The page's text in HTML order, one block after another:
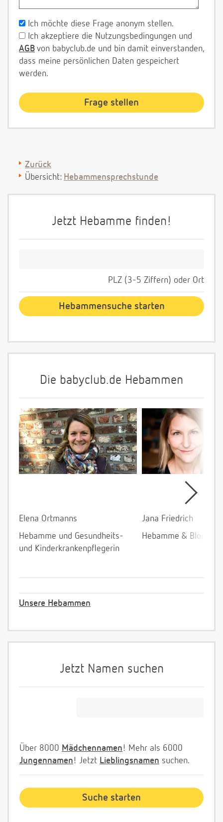
Ich möchte diese Frage anonym stellen.
Ich akzeptiere die Nutzungsbedingungen und
AGB von babyclub.de und bin damit einverstanden,
dass meine persönlichen Daten gespeichert
werden.
Zurück
Übersicht: Hebammensprechstunde
Jetzt Hebamme finden!
PLZ (3-5 Ziffern) oder Ort
Die babyclub.de Hebammen
Elena Ortmanns
Hebamme und Gesundheits-
und Kinderkrankenpflegerin
Jana Friedrich
Hebamme &
Unsere Hebammen
Jetzt Namen suchen
Über 8000 Mädchennamen! Mehr als 6000
Jungennamen! Jetzt Lieblingsnamen suchen.